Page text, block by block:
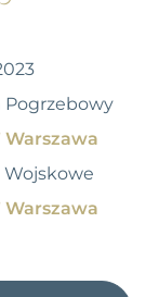
Pogrzebowy
Warszawa
Warszawa